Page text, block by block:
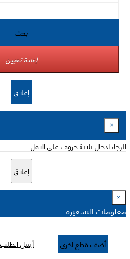
بحث
إعادة تعيين
إغلاق
×
الرجاء ادخال ثلاثة حروف على الاقل
إغلاق
×
معلومات التسعيرة
أضف قطع اخرى أرسل الطلب